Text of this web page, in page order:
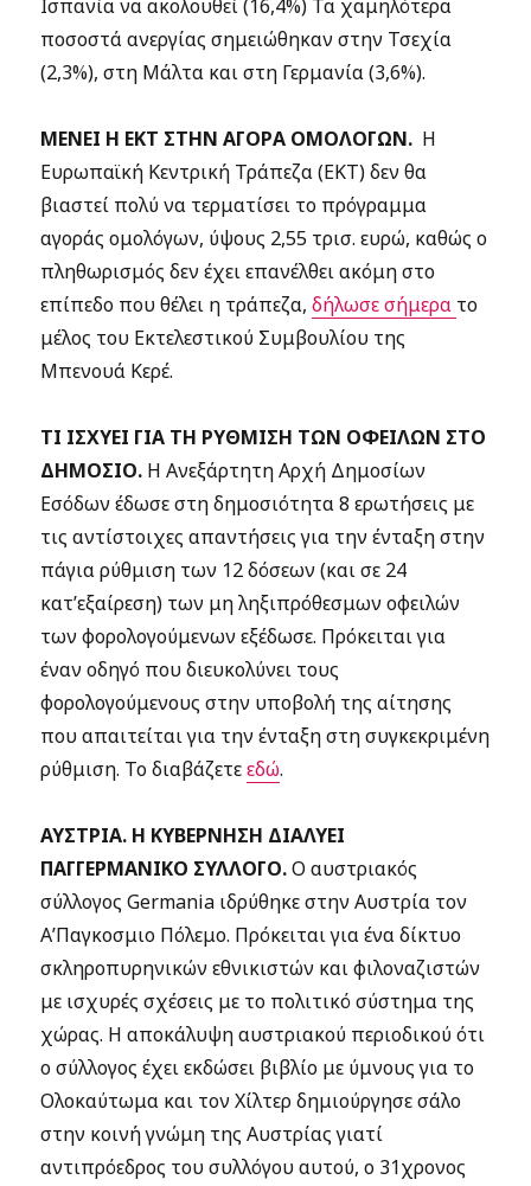
Ισπανία να ακολουθεί (16,4%) Τα χαμηλότερα
ποσοστά ανεργίας σημειώθηκαν στην Τσεχία
(2,3%), στη Μάλτα και στη Γερμανία (3,6%).
ΜΕΝΕΙ Η ΕΚΤ ΣΤΗΝ ΑΓΟΡΑ ΟΜΟΛΟΓΩΝ. H
Ευρωπαϊκή Κεντρική Τράπεζα (ΕΚΤ) δεν θα
βιαστεί πολύ να τερματίσει το πρόγραμμα
αγοράς ομολόγων, ύψους 2,55 τρισ. ευρώ, καθώς ο
πληθωρισμός δεν έχει επανέλθει ακόμη στο
επίπεδο που θέλει η τράπεζα,δήλωσε σήμερα το
μέλος του Εκτελεστικού Συμβουλίου της
Μπενουά Κερέ.
ΤΙ ΙΣΧΥΕΙ ΓΙΑ ΤΗ ΡΥΘΜΙΣΗ ΤΩΝ ΟΦΕΙΛΩΝ ΣΤΟ
ΔΗΜΟΣΙΟ. Η Ανεξάρτητη Αρχή Δημοσίων
Εσόδων έδωσε στη δημοσιότητα 8 ερωτήσεις με
τις αντίστοιχες απαντήσεις για την ένταξη στην
πάγια ρύθμιση των 12 δόσεων (και σε 24
κατ’εξαίρεση) των μη ληξιπρόθεσμων οφειλών
των φορολογούμενων εξέδωσε. Πρόκειται για
έναν οδηγό που διευκολύνει τους
φορολογούμενους στην υποβολή της αίτησης
που απαιτείται για την ένταξη στη συγκεκριμένη
ρύθμιση. Το διαβάζετεεδώ.
ΑΥΣΤΡΙΑ. Η ΚΥΒΕΡΝΗΣΗ ΔΙΑΛΥΕΙ
ΠΑΓΓΕΡΜΑΝΙΚΟ ΣΥΛΛΟΓΟ.Ο αυστριακός
σύλλογος Germania ιδρύθηκε στην Αυστρία τον
Α’Παγκοσμιο Πόλεμο. Πρόκειται για ένα δίκτυο
σκληροπυρηνικών εθνικιστών και φιλοναζιστών
με ισχυρές σχέσεις με το πολιτικό σύστημα της
χώρας. Η αποκάλυψη αυστριακού περιοδικού ότι
ο σύλλογος έχει εκδώσει βιβλίο με ύμνους για το
Ολοκαύτωμα και τον Χίλτερ δημιούργησε σάλο
στην κοινή γνώμη της Αυστρίας γιατί
αντιπρόεδρος του συλλόγου αυτού,ο 31χρονος